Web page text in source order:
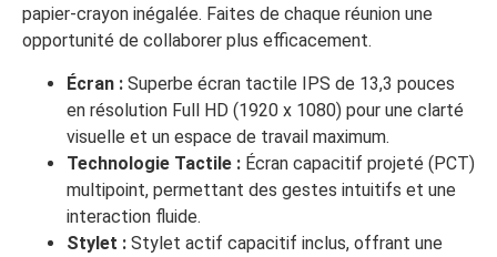
papier-crayon inégalée. Faites de chaque réunion une
opportunité de collaborer plus efficacement.
Écran : Superbe écran tactile IPS de 13,3 pouces
en résolution Full HD (1920 x 1080) pour une clarté
visuelle et un espace de travail maximum.
Technologie Tactile : Écran capacitif projeté (PCT)
multipoint, permettant des gestes intuitifs et une
interaction fluide.
Stylet : Stylet actif capacitif inclus, offrant une